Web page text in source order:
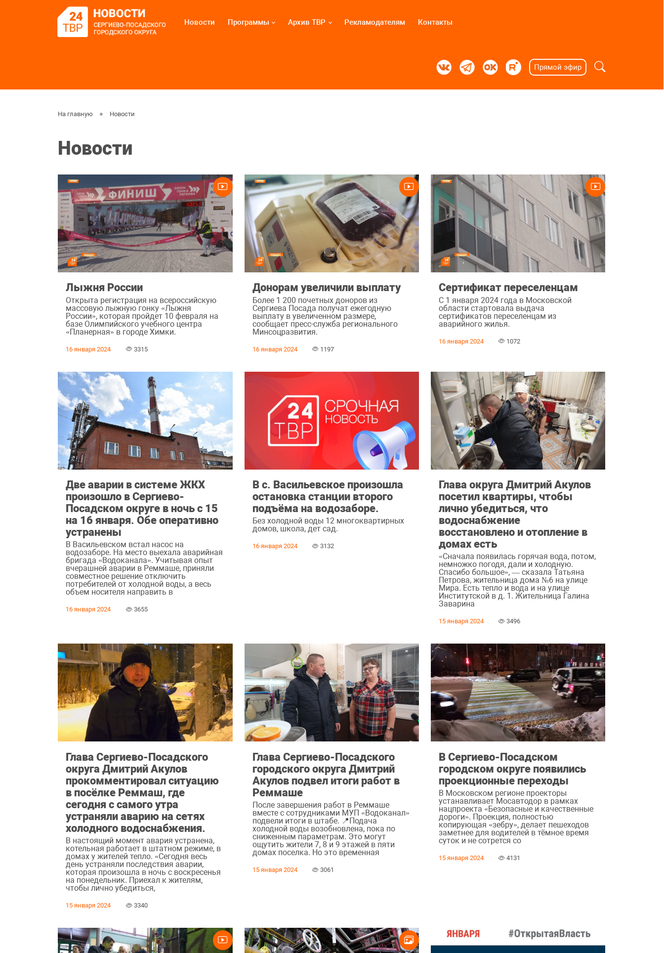
Новости Программы Архив ТВР Рекламодателям Контакты
Прямой эфир
На главную Новости
Новости
Лыжня России
Открыта регистрация на всероссийскую
массовую лыжную гонку «Лыжня
России», которая пройдет 10 февраля на
базе Олимпийского учебного центра
«Планерная» в городе Химки.
16 января 2024 3315
Донорам увеличили выплату
Более 1 200 почетных доноров из
Сергиева Посада получат ежегодную
выплату в увеличенном размере,
сообщает пресс-служба регионального
Минсоцразвития.
16 января 2024 1197
Сертификат переселенцам
С 1 января 2024 года в Московской
области стартовала выдача
сертификатов переселенцам из
аварийного жилья.
16 января 2024 1072
Две аварии в системе ЖКХ
произошло в Сергиево-
Посадском округе в ночь с 15
на 16 января. Обе оперативно
устранены
В Васильевском встал насос на
водозаборе. На место выехала аварийная
бригада «Водоканала». Учитывая опыт
вчерашней аварии в Реммаше, приняли
совместное решение отключить
потребителей от холодной воды, а весь
объем носителя направить в
16 января 2024 3655
В с. Васильевское произошла
остановка станции второго
подъёма на водозаборе.
Без холодной воды 12 многоквартирных
домов, школа, дет сад.
16 января 2024 3132
Глава округа Дмитрий Акулов
посетил квартиры, чтобы
лично убедиться, что
водоснабжение
восстановлено и отопление в
домах есть
«Сначала появилась горячая вода, потом,
немножко погодя, дали и холодную.
Спасибо большое», — сказала Татьяна
Петрова, жительница дома №6 на улице
Мира. Есть тепло и вода и на улице
Институтской в д. 1. Жительница Галина
Заварина
15 января 2024 3496
Глава Сергиево-Посадского
округа Дмитрий Акулов
прокомментировал ситуацию
в посёлке Реммаш, где
сегодня с самого утра
устраняли аварию на сетях
холодного водоснабжения.
В настоящий момент авария устранена,
котельная работает в штатном режиме, в
домах у жителей тепло. «Сегодня весь
день устраняли последствия аварии,
которая произошла в ночь с воскресенья
на понедельник. Приехал к жителям,
чтобы лично убедиться,
15 января 2024 3340
Глава Сергиево-Посадского
городского округа Дмитрий
Акулов подвел итоги работ в
Реммаше
После завершения работ в Реммаше
вместе с сотрудниками МУП «Водоканал»
подвели итоги в штабе. 📍Подача
холодной воды возобновлена, пока по
сниженным параметрам. Это могут
ощутить жители 7, 8 и 9 этажей в пяти
домах поселка. Но это временная
15 января 2024 3061
В Сергиево-Посадском
городском округе появились
проекционные переходы
В Московском регионе проекторы
устанавливает Мосавтодор в рамках
нацпроекта «Безопасные и качественные
дороги». Проекция, полностью
копирующая «зебру», делает пешеходов
заметнее для водителей в тёмное время
суток и не сотрется со
15 января 2024 4131